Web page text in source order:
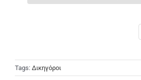
Tags: Δικηγόροι